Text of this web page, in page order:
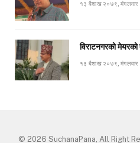
१३ बैशाख २०७९, मंगलवार
विराटनगरको मेयरको
१३ बैशाख २०७९, मंगलवार
© 2026 SuchanaPana, All Right